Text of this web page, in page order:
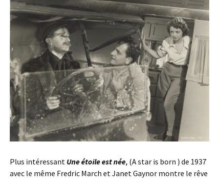
Plus intéressant Une étoile est née, (A star is born ) de 1937
avec le même Fredric March et Janet Gaynor montre le rêve